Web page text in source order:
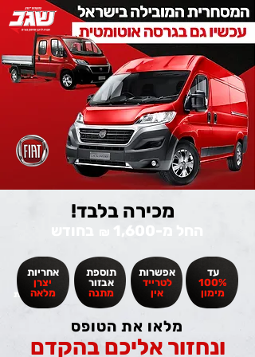
מכירה בלבד!
החל מ-1,600 בחודש
מסחריות
אחריות
יצרן
מלאה
תוספת
אבזור
מתנה
עד
100%
מימון
אפשרות
לטרייד
אין
מלאו את הטופס
ונחזור אליכם בהקדם